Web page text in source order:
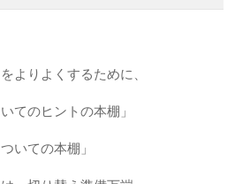
よりよくするために、
てのヒントの本棚」
いての本棚」